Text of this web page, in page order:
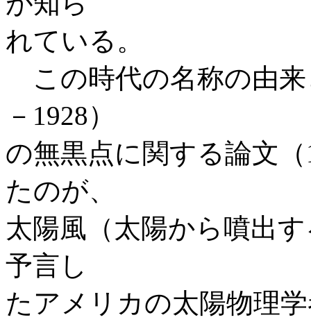
れている。
この時代の名称の由来
－1928）
の無黒点に関する論文
たのが、
太陽風（太陽から噴出
予言し
たアメリカの太陽物理